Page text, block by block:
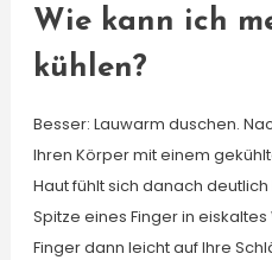
Wie kann ich
kühlen?
Besser: Lauwarm duschen.
Ihren Körper mit einem
Haut fühlt sich danach
Spitze eines Finger in
Finger dann leicht auf Ihre